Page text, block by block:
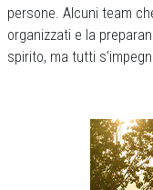
persone. Alcuni team
organizzati e la
spirito, ma tutti
Previous